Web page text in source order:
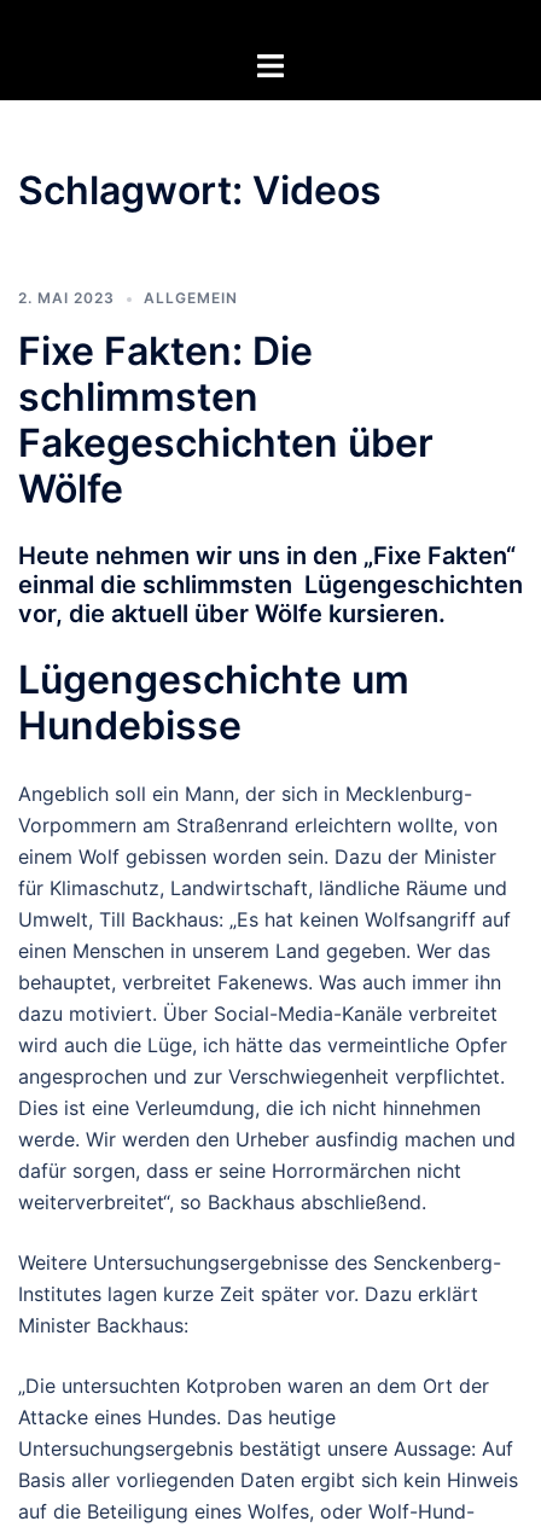
Menü
Schlagwort: Videos
2. MAI 2023 ALLGEMEIN
Fixe Fakten: Die
schlimmsten
Fakegeschichten über
Wölfe
Heute nehmen wir uns in den „Fixe Fakten“
einmal die schlimmsten Lügengeschichten
vor, die aktuell über Wölfe kursieren.
Lügengeschichte um
Hundebisse
Angeblich soll ein Mann, der sich in Mecklenburg-
Vorpommern am Straßenrand erleichtern wollte, von
einem Wolf gebissen worden sein. Dazu der Minister
für Klimaschutz, Landwirtschaft, ländliche Räume und
Umwelt, Till Backhaus: „Es hat keinen Wolfsangriff auf
einen Menschen in unserem Land gegeben. Wer das
behauptet, verbreitet Fakenews. Was auch immer ihn
dazu motiviert. Über Social-Media-Kanäle verbreitet
wird auch die Lüge, ich hätte das vermeintliche Opfer
angesprochen und zur Verschwiegenheit verpflichtet.
Dies ist eine Verleumdung, die ich nicht hinnehmen
werde. Wir werden den Urheber ausfindig machen und
dafür sorgen, dass er seine Horrormärchen nicht
weiterverbreitet“, so Backhaus abschließend.
Weitere Untersuchungsergebnisse des Senckenberg-
Institutes lagen kurze Zeit später vor. Dazu erklärt
Minister Backhaus:
„Die untersuchten Kotproben waren an dem Ort der
Attacke eines Hundes. Das heutige
Untersuchungsergebnis bestätigt unsere Aussage: Auf
Basis aller vorliegenden Daten ergibt sich kein Hinweis
auf die Beteiligung eines Wolfes, oder Wolf-Hund-